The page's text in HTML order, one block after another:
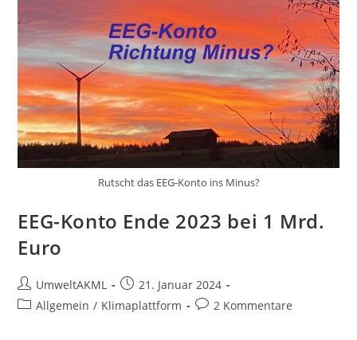
Rutscht das EEG-Konto ins Minus?
EEG-Konto Ende 2023 bei 1 Mrd.
Euro
Beitrags-
Autor:
UmweltAKML
Beitrag
veröffentlicht:
21. Januar 2024
Beitrags-
Allgemein / Klimaplattform
Beitrags-
2 Kommentare